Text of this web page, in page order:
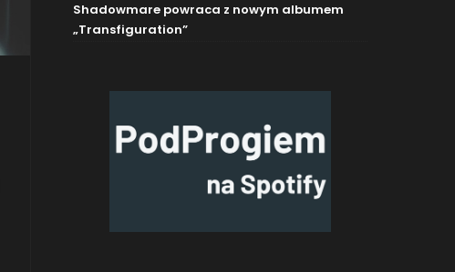
Shadowmare powraca z nowym albumem
„Transfiguration”